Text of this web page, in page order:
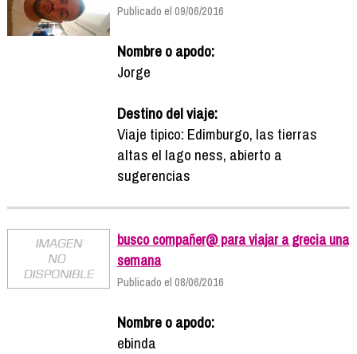
Publicado el 09/06/2016
Nombre o apodo:
Jorge
Destino del viaje:
Viaje tipico: Edimburgo, las tierras
altas el lago ness, abierto a
sugerencias
busco compañer@ para viajar a grecia una
semana
Publicado el 08/06/2016
Nombre o apodo:
ebinda